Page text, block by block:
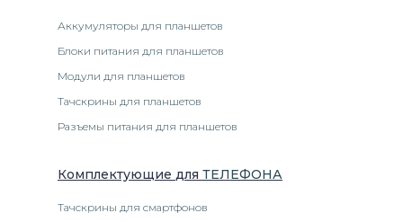
Аккумуляторы для планшетов
Блоки питания для планшетов
Модули для планшетов
Тачскрины для планшетов
Разъемы питания для планшетов
Комплектующие для ТЕЛЕФОНА
Тачскрины для смартфонов